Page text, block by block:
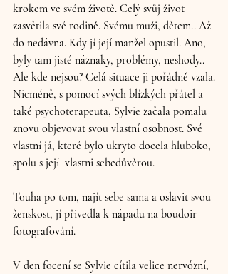
krokem ve svém životě. Celý svůj život
zasvětila své rodině. Svému muži, dětem.. Až
do nedávna. Kdy jí její manžel opustil. Ano,
byly tam jisté náznaky, problémy, neshody..
Ale kde nejsou? Celá situace ji pořádně vzala.
Nicméně, s pomocí svých blízkých přátel a
také psychoterapeuta, Sylvie začala pomalu
znovu objevovat svou vlastní osobnost. Své
vlastní já, které bylo ukryto docela hluboko,
spolu s její  vlastni sebedůvěrou.
Touha po tom, najít sebe sama a oslavit svou
ženskost, jí přivedla k nápadu na boudoir
fotografování.
V den focení se Sylvie cítila velice nervózní,